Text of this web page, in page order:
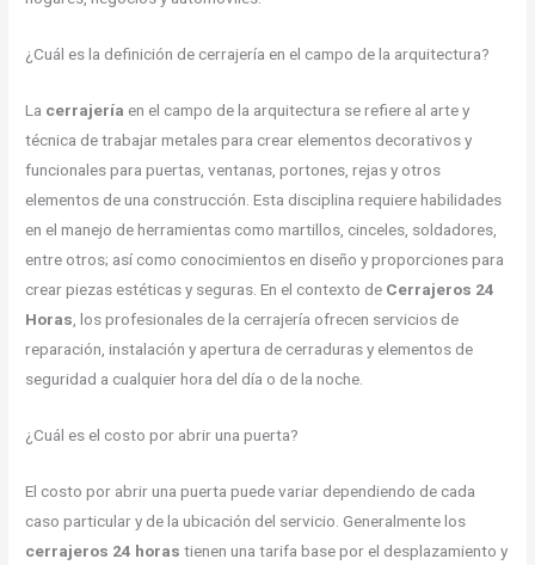
¿Cuál es la definición de cerrajería en el campo de la arquitectura?
La cerrajería en el campo de la arquitectura se refiere al arte y
técnica de trabajar metales para crear elementos decorativos y
funcionales para puertas, ventanas, portones, rejas y otros
elementos de una construcción. Esta disciplina requiere habilidades
en el manejo de herramientas como martillos, cinceles, soldadores,
entre otros; así como conocimientos en diseño y proporciones para
crear piezas estéticas y seguras. En el contexto de Cerrajeros 24
Horas , los profesionales de la cerrajería ofrecen servicios de
reparación, instalación y apertura de cerraduras y elementos de
seguridad a cualquier hora del día o de la noche.
¿Cuál es el costo por abrir una puerta?
El costo por abrir una puerta puede variar dependiendo de cada
caso particular y de la ubicación del servicio. Generalmente los
cerrajeros 24 horas tienen una tarifa base por el desplazamiento y